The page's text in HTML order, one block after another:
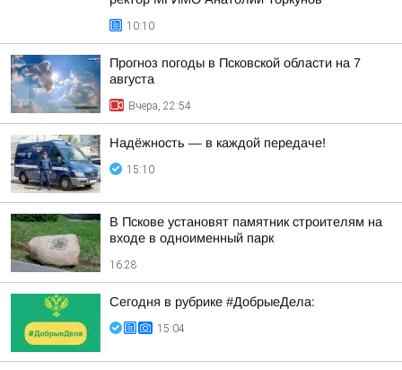
10:10
Прогноз погоды в Псковской области на 7
августа
Вчера, 22:54
Надёжность — в каждой передаче!
15:10
В Пскове установят памятник строителям на
входе в одноименный парк
16:28
Сегодня в рубрике #ДобрыеДела:
15:04